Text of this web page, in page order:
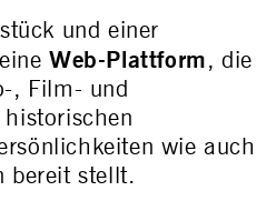
und einer
Web-Plattform, die
, Film- und
wie auch
bereit stellt.